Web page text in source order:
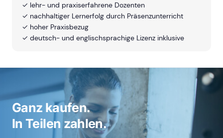
✓ lehr- und praxiserfahrene Dozenten
✓ nachhaltiger Lernerfolg durch Präsenzunterricht
✓ hoher Praxisbezug
✓ deutsch- und englischsprachige Lizenz inklusive
Ganz kaufen.
In Teilen zahlen.